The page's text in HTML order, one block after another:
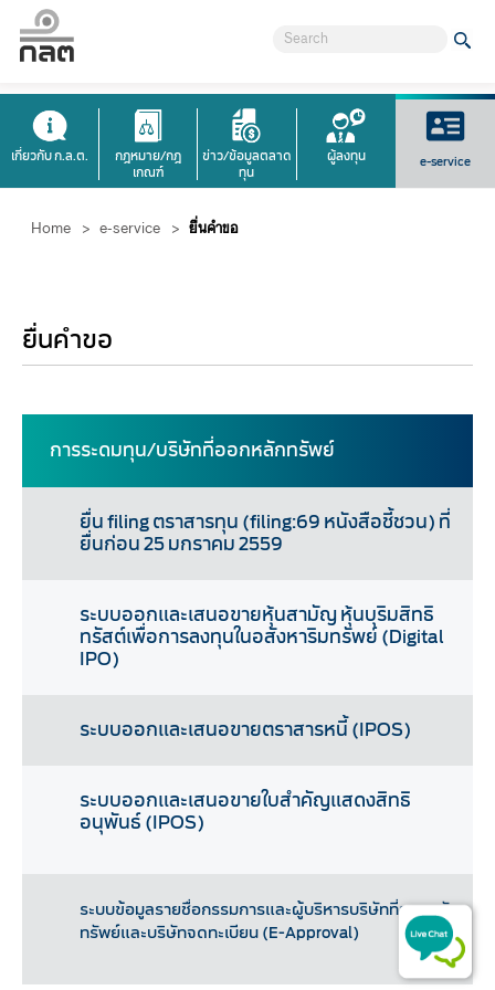
เกี่ยวกับ ก.ล.ต.
กฎหมาย/กฎ
เกณฑ์
ข่าว/ข้อมูลตลาด
ทุน
ผู้ลงทุน e-service
Home > e-service > ยื่นคำขอ
ยื่นคำขอ
​​​​​​​​​​​​​การระดมทุน/บริษัทที่ออกหลักทรัพย์
ยื่น filing ตราสารทุน (filing:69 หนังสือชี้ชวน) ที่
ยื่นก่อน 25 มกราคม 2559
ระบบออกและเสนอขายหุ้นสามัญ หุ้นบุริมสิทธิ
ทรัสต์เพื่อการลงทุนในอสังหาริมทรัพย์ (Digital
IPO)
ระบบออกและเสนอขายตราสารหนี้ (IPOS)
ระบบออกและเสนอขายใบสำคัญแสดงสิทธิ
อนุพันธ์ (IPOS)
ระบบข้อมูลรายชื่อกรรมการและผู้บริหารบริษัทที่ออกหลัก
ทรัพย์และบริษัทจดทะเบียน (E-Approval)​